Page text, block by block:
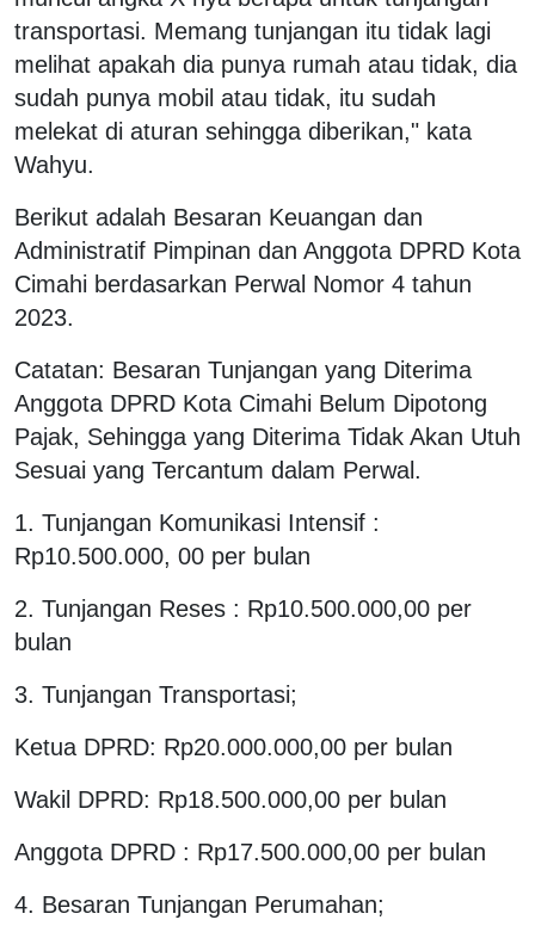
transportasi. Memang tunjangan itu tidak lagi
melihat apakah dia punya rumah atau tidak, dia
sudah punya mobil atau tidak, itu sudah
melekat di aturan sehingga diberikan," kata
Wahyu.
Berikut adalah Besaran Keuangan dan
Administratif Pimpinan dan Anggota DPRD Kota
Cimahi berdasarkan Perwal Nomor 4 tahun
2023.
Catatan: Besaran Tunjangan yang Diterima
Anggota DPRD Kota Cimahi Belum Dipotong
Pajak, Sehingga yang Diterima Tidak Akan Utuh
Sesuai yang Tercantum dalam Perwal.
1. Tunjangan Komunikasi Intensif :
Rp10.500.000, 00 per bulan
2. Tunjangan Reses : Rp10.500.000,00 per
bulan
3. Tunjangan Transportasi;
Ketua DPRD: Rp20.000.000,00 per bulan
Wakil DPRD: Rp18.500.000,00 per bulan
Anggota DPRD : Rp17.500.000,00 per bulan
4. Besaran Tunjangan Perumahan;